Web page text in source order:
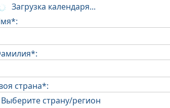
Загрузка календаря...
страна*: